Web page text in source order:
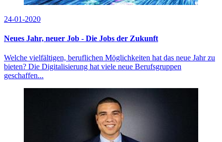
24-01-2020
Neues Jahr, neuer Job - Die Jobs der Zukunft
Welche vielfältigen, beruflichen Möglichkeiten hat das neue Jahr zu
bieten? Die Digitalisierung hat viele neue Berufsgruppen
geschaffen...